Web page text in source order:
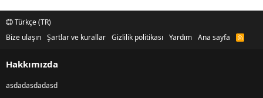
Türkçe (TR)
Bize ulaşın Şartlar ve kurallar Gizlilik politikası Yardım Ana sayfa
R
Hakkımızda
asdadasdadasd